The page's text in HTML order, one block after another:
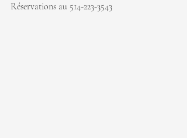
Réservations au 514-223-3543